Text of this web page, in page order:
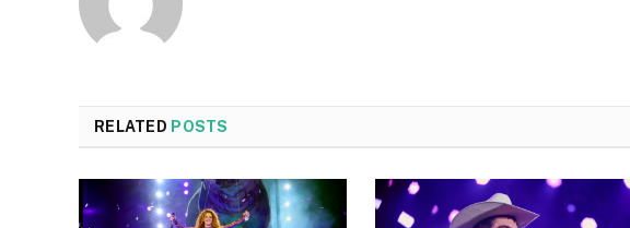
RELATED POSTS